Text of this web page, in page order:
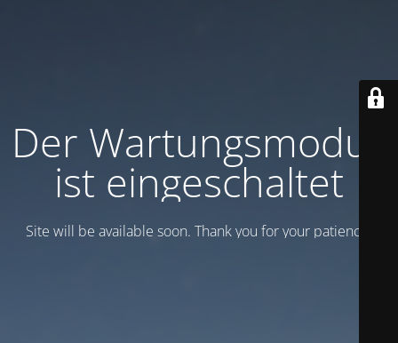
Der Wartungsmodus
ist eingeschaltet
Site will be available soon. Thank you for your patience!